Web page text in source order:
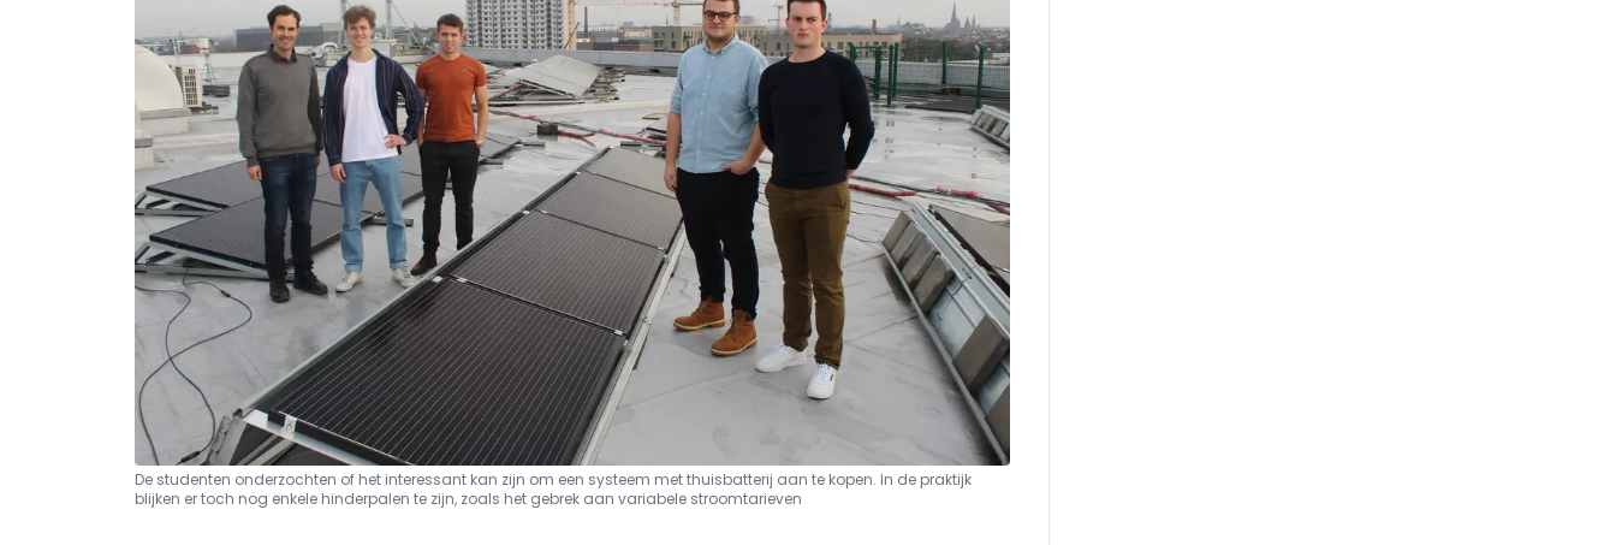
De studenten onderzochten of het interessant kan zijn om een systeem met thuisbatterij aan te kopen. In de praktijk
blijken er toch nog enkele hinderpalen te zijn, zoals het gebrek aan variabele stroomtarieven